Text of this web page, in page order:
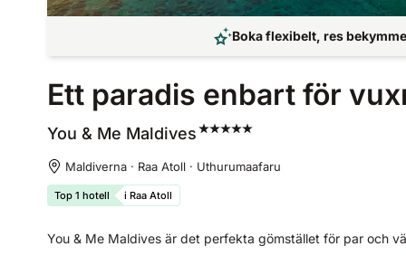
Boka flexibelt, res
Ett paradis enbart för
You & Me Maldives
Maldiverna · Raa Atoll · Uthurumaafaru
Top 1 hotell i Raa Atoll
You & Me Maldives är det perfekta gömstället för par och